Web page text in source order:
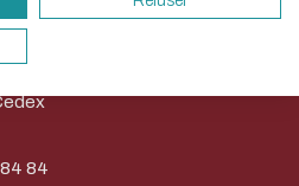
le parcourir dans son Mode
très peu nos serveurs et vous
votre contribution !
84